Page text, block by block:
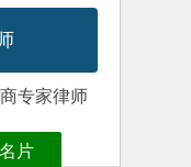
专家律师
名片